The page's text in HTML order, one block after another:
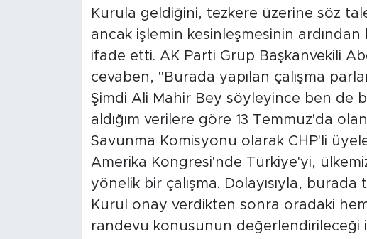
Kurula geldiğini, tezkere üzerine söz
ancak işlemin kesinleşmesinin
ifade etti. AK Parti Grup Başkanvekili
cevaben, "Burada yapılan çalışma
Şimdi Ali Mahir Bey söyleyince ben de
aldığım verilere göre 13 Temmuz'da
Savunma Komisyonu olarak CHP'li
Amerika Kongresi'nde Türkiye'yi,
yönelik bir çalışma. Dolayısıyla,
Kurul onay verdikten sonra oradaki
randevu konusunun değerlendirileceği